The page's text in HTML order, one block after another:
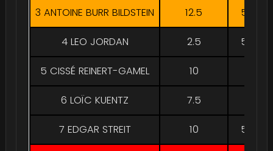
3 ANTOINE BURR BILDSTEIN 12.5 58.75
4 LEO JORDAN 2.5 53.75
5 CISSÉ REINERT-GAMEL 10
6 LOÏC KUENTZ 7.5
7 EDGAR STREIT 10 53.75